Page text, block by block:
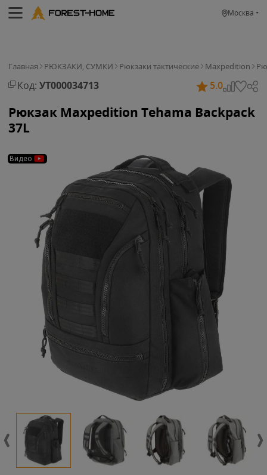
Москва
Главная РЮКЗАКИ, СУМКИ Рюкзаки тактические Maxpedition
Код: УТ000034713 5.0
Рюкзак Maxpedition Tehama Backpack
37L
Видео